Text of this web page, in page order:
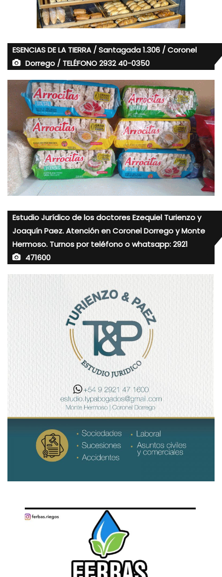
ESENCIAS DE LA TIERRA / Santagada 1.306 / Coronel
Dorrego / TELÉFONO 2932 40-0350
Estudio Jurídico de los doctores Ezequiel Turienzo y
Joaquín Paez. Atención en Coronel Dorrego y Monte
Hermoso. Turnos por teléfono o whatsapp: 2921
471600